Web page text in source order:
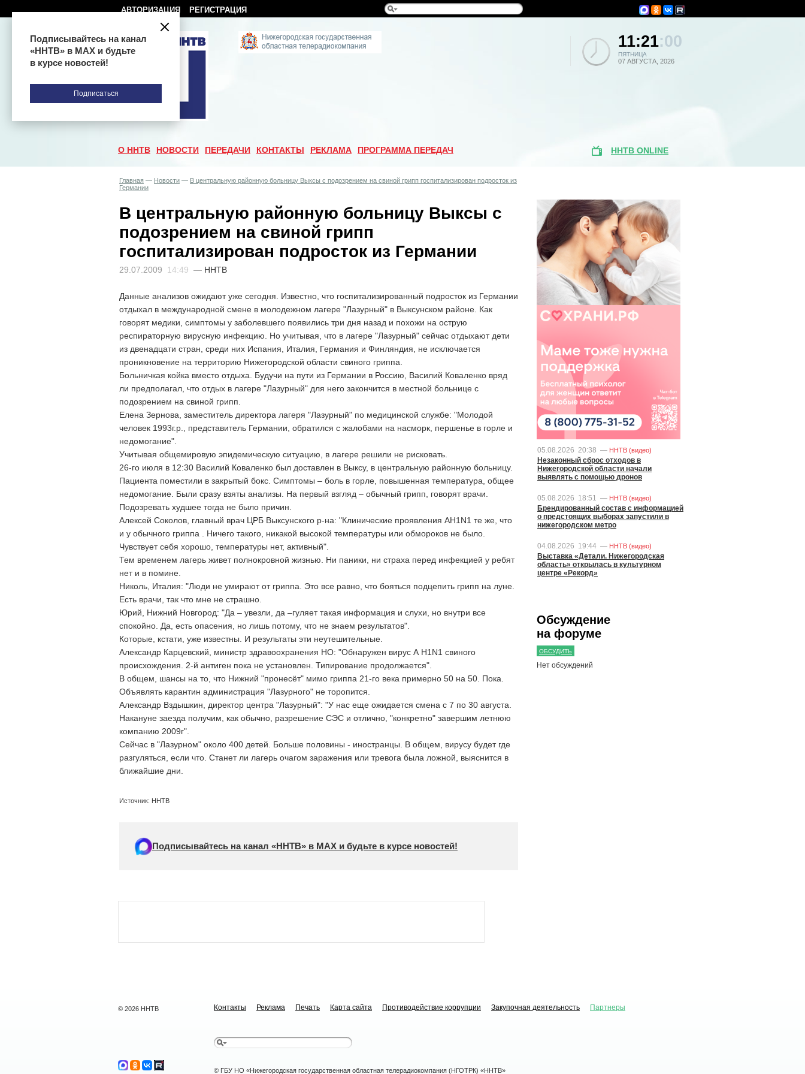
АВТОРИЗАЦИЯ РЕГИСТРАЦИЯ
11:21:00
ПЯТНИЦА
07 АВГУСТА, 2026
О ННТВ НОВОСТИ ПЕРЕДАЧИ КОНТАКТЫ РЕКЛАМА ПРОГРАММА ПЕРЕДАЧ ННТВ ONLINE
Главная — Новости — В центральную районную больницу Выксы с подозрением на свиной грипп госпитализирован подросток из
Германии
В центральную районную больницу Выксы с
подозрением на свиной грипп
госпитализирован подросток из Германии
29.07.2009 14:49 — ННТВ
Данные анализов ожидают уже сегодня. Известно, что госпитализированный подросток из Германии
отдыхал в международной смене в молодежном лагере "Лазурный" в Выксунском районе. Как
говорят медики, симптомы у заболевшего появились три дня назад и похожи на острую
респираторную вирусную инфекцию. Но учитывая, что в лагере "Лазурный" сейчас отдыхают дети
из двенадцати стран, среди них Испания, Италия, Германия и Финляндия, не исключается
проникновение на территорию Нижегородской области свиного гриппа.
Больничкая койка вместо отдыха. Будучи на пути из Германии в Россию, Василий Коваленко вряд
ли предполагал, что отдых в лагере "Лазурный" для него закончится в местной больнице с
подозрением на свиной грипп.
Елена Зернова, заместитель директора лагеря "Лазурный" по медицинской службе: "Молодой
человек 1993г.р., представитель Германии, обратился с жалобами на насморк, першенье в горле и
недомогание".
Учитывая общемировую эпидемическую ситуацию, в лагере решили не рисковать.
26-го июля в 12:30 Василий Коваленко был доставлен в Выксу, в центральную районную больницу.
Пациента поместили в закрытый бокс. Симптомы – боль в горле, повышенная температура, общее
недомогание. Были сразу взяты анализы. На первый взгляд – обычный грипп, говорят врачи.
Подозревать худшее тогда не было причин.
Алексей Соколов, главный врач ЦРБ Выксунского р-на: "Клинические проявления АH1N1 те же, что
и у обычного гриппа . Ничего такого, никакой высокой температуры или обмороков не было.
Чувствует себя хорошо, температуры нет, активный".
Тем временем лагерь живет полнокровной жизнью. Ни паники, ни страха перед инфекцией у ребят
нет и в помине.
Николь, Италия: "Люди не умирают от гриппа. Это все равно, что бояться подцепить грипп на луне.
Есть врачи, так что мне не страшно.
Юрий, Нижний Новгород: "Да – увезли, да –гуляет такая информация и слухи, но внутри все
спокойно. Да, есть опасения, но лишь потому, что не знаем результатов".
Которые, кстати, уже известны. И результаты эти неутешительные.
Александр Карцевский, министр здравоохранения НО: "Обнаружен вирус А H1N1 свиного
происхождения. 2-й антиген пока не установлен. Типирование продолжается".
В общем, шансы на то, что Нижний "пронесёт" мимо гриппа 21-го века примерно 50 на 50. Пока.
Объявлять карантин администрация "Лазурного" не торопится.
Александр Вздышкин, директор центра "Лазурный": "У нас еще ожидается смена с 7 по 30 августа.
Накануне заезда получим, как обычно, разрешение СЭС и отлично, "конкретно" завершим летнюю
компанию 2009г".
Сейчас в "Лазурном" около 400 детей. Больше половины - иностранцы. В общем, вирусу будет где
разгуляться, если что. Станет ли лагерь очагом заражения или тревога была ложной, выяснится в
ближайшие дни.
Источник: ННТВ
Подписывайтесь на канал «ННТВ» в МАХ и будьте в курсе новостей!
05.08.2026 20:38 — ННТВ (видео)
Незаконный сброс отходов в
Нижегородской области начали
выявлять с помощью дронов
05.08.2026 18:51 — ННТВ (видео)
Брендированный состав с информацией
о предстоящих выборах запустили в
нижегородском метро
04.08.2026 19:44 — ННТВ (видео)
Выставка «Детали. Нижегородская
область» открылась в культурном
центре «Рекорд»
Обсуждение
на форуме
ОБСУДИТЬ
Нет обсуждений
© 2026 ННТВ Контакты Реклама Печать Карта сайта Противодействие коррупции Закупочная деятельность Партнеры
© ГБУ НО «Нижегородская государственная областная телерадиокомпания (НГОТРК) «ННТВ»
Подписывайтесь на канал
«ННТВ» в МАХ и будьте
в курсе новостей!
Подписаться